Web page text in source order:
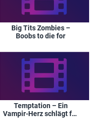
Big Tits Zombies –
Boobs to die for
Temptation – Ein
Vampir-Herz schlägt für